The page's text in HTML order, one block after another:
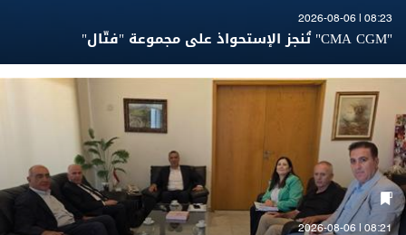
08:23 | 2026-08-06
"CMA CGM" تُنجز الإستحواذ على مجموعة "فتّال"
08:21 | 2026-08-06